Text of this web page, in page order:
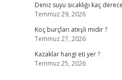
Deniz suyu sıcaklığı kaç
Temmuz 29, 2026
Koç burçları ateşli midir ?
Temmuz 27, 2026
Kazaklar hangi eti yer ?
Temmuz 25, 2026